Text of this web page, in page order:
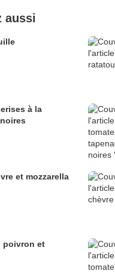
aussi
à la
et mozzarella
poivron et